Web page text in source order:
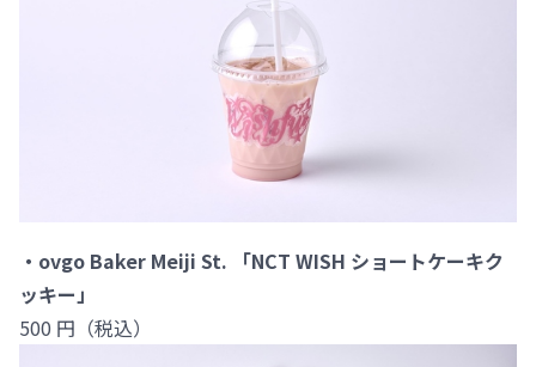
・ovgo Baker Meiji St. 「NCT WISH ショートケーキク
ッキー」
500 円（税込）